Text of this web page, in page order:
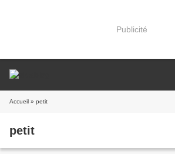
Publicité
Accueil » petit
petit